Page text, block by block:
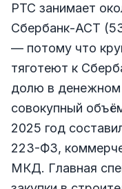
РТС занимает
Сбербанк-АСТ
— потому что
тяготеют к
долю в
совокупный
2025 год
223-ФЗ,
МКД. Главная